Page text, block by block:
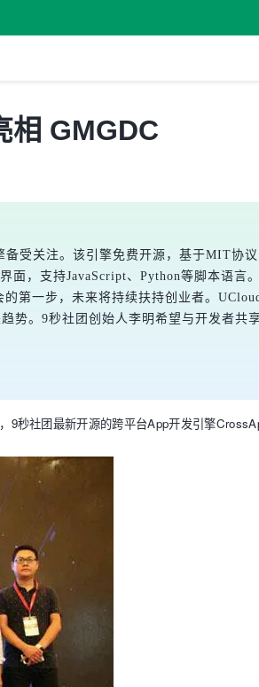
GMGDC
受关注。该引擎免费开源，基于MIT协
面，支持JavaScript、Python等脚本语言
第一步，未来将持续扶持创业者。
。9秒社团创始人李明希望与开发者共
9秒社团最新开源的跨平台App开发引擎